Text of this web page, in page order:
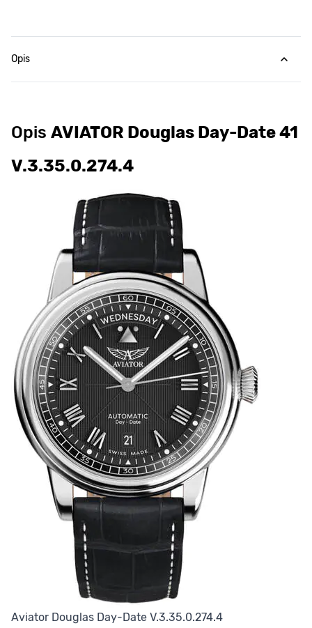
Opis
Opis AVIATOR Douglas Day-Date 41
V.3.35.0.274.4
Aviator Douglas Day-Date V.3.35.0.274.4